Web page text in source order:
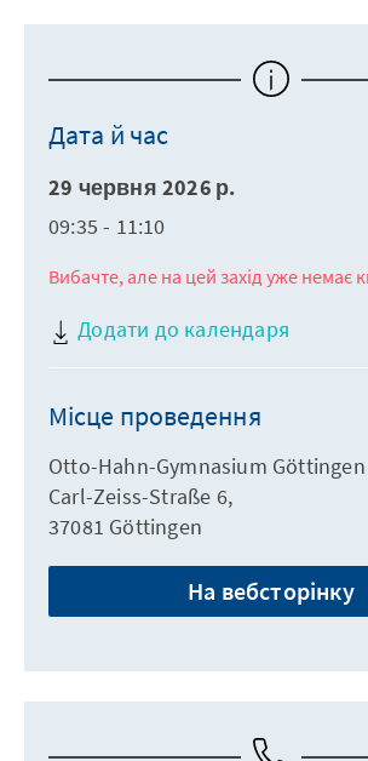
Дата й час
29 червня 2026 р.
09:35 - 11:10
Вибачте, але на цей захід уже немає
Додати до календаря
Місце проведення
Otto-Hahn-Gymnasium Göttingen
Carl-Zeiss-Straße 6,
37081 Göttingen
На вебсторінку